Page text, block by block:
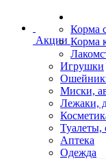
Акции
Корма
Корма
Игрушки
Миски,
Лежаки,
Туалеты,
Аптека
Одежда